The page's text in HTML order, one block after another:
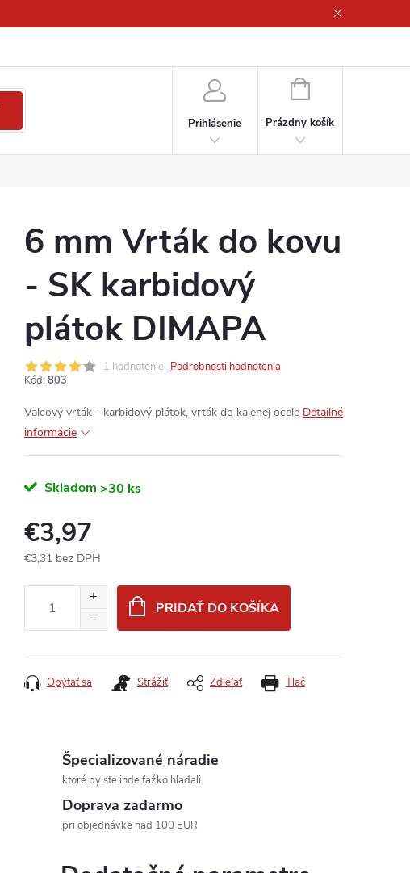
Prihlásenie
NÁKUPNÝ
Prázdny košík
6 mm Vrták do kovu
- SK karbidový
plátok DIMAPA
1 hodnotenie Podrobnosti hodnotenia
Kód: 803
Valcový vrták - karbidový plátok, vrták do kalenej ocele Detailné
informácie
Skladom >30 ks
€3,97
€3,31 bez DPH
PRIDAŤ DO KOŠÍKA
Tlač
Opýtať sa Strážiť Zdieľať
Špecializované náradie
ktoré by ste inde ťažko hľadali.
Doprava zadarmo
pri objednávke nad 100 EUR